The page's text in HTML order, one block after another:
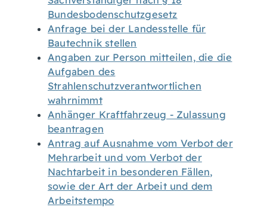
Bundesbodenschutzgesetz
Anfrage bei der Landesstelle für
Bautechnik stellen
Angaben zur Person mitteilen, die die
Aufgaben des
Strahlenschutzverantwortlichen
wahrnimmt
Anhänger Kraftfahrzeug - Zulassung
beantragen
Antrag auf Ausnahme vom Verbot der
Mehrarbeit und vom Verbot der
Nachtarbeit in besonderen Fällen,
sowie der Art der Arbeit und dem
Arbeitstempo